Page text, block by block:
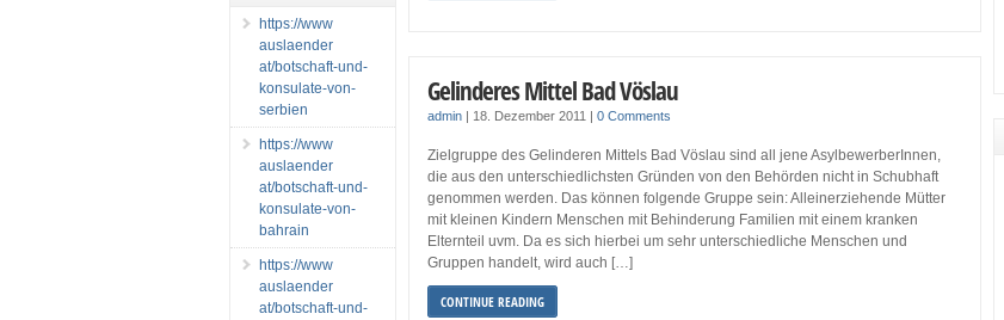
Gelinderes Mittel Bad Vöslau
admin | 18. Dezember 2011 |0 Comments
Zielgruppe des Gelinderen Mittels Bad Vöslau sind all jene AsylbewerberInnen,
die aus den unterschiedlichsten Gründen von den Behörden nicht in Schubhaft
genommen werden. Das können folgende Gruppe sein: Alleinerziehende Mütter
mit kleinen Kindern Menschen mit Behinderung Familien mit einem kranken
Elternteil uvm. Da es sich hierbei um sehr unterschiedliche Menschen und
Gruppen handelt, wird auch […]
CONTINUE READING
https://www
auslaender
at/botschaft-und-
konsulate-von-
serbien
https://www
auslaender
at/botschaft-und-
konsulate-von-
bahrain
https://www
auslaender
at/botschaft-und-